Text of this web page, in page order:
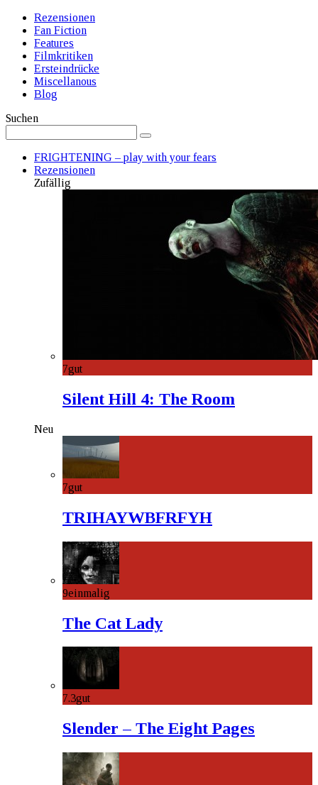
Rezensionen
Fan Fiction
Features
Filmkritiken
Ersteindrücke
Miscellanous
Blog
Suchen
FRIGHTENING – play with your fears
Rezensionen
Zufällig
7gut
Silent Hill 4: The Room
Neu
7gut
TRIHAYWBFRFYH
9einmalig
The Cat Lady
7.3gut
Slender – The Eight Pages